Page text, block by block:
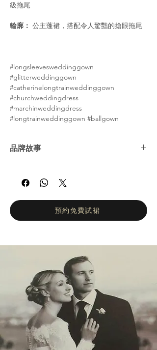
級拖尾
輪廓： 公主蓬裙，搭配令人驚豔的搶眼拖尾
#longsleevesweddinggown
#glitterweddinggown
#catherinelongtrainweddinggown
#churchweddingdress
#marchinweddingdress
#longtrainweddinggown #ballgown
品牌故事
俄羅斯婚紗女王。自2002年以來，娜塔莉亞羅
曼諾娃的工作室一直致力於打造輕盈飄逸、凸
禮當天專注於拍攝婚紗照和享受眾人的讚美目
光，而不是忙於換裝。
預約免費試裙